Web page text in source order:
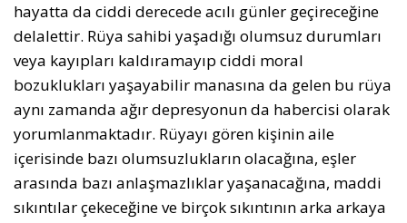
hayatta da ciddi derecede acılı günler geçireceğine
delalettir. Rüya sahibi yaşadığı olumsuz durumları
veya kayıpları kaldıramayıp ciddi moral
bozuklukları yaşayabilir manasına da gelen bu rüya
aynı zamanda ağır depresyonun da habercisi olarak
yorumlanmaktadır. Rüyayı gören kişinin aile
içerisinde bazı olumsuzlukların olacağına, eşler
arasında bazı anlaşmazlıklar yaşanacağına, maddi
sıkıntılar çekeceğine ve birçok sıkıntının arka arkaya